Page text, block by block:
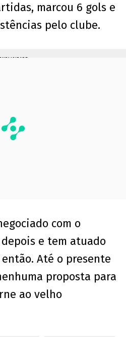
marcou 6 gols e
pelo clube.
com o
e tem atuado
Até o presente
proposta para
ao velho